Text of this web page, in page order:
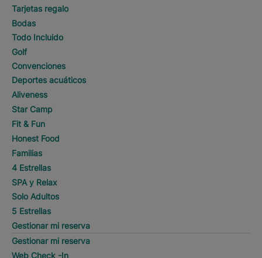
Tarjetas regalo
Bodas
Todo Incluido
Golf
Convenciones
Deportes acuáticos
Aliveness
Star Camp
Fit & Fun
Honest Food
Familias
4 Estrellas
SPA y Relax
Solo Adultos
5 Estrellas
Gestionar mi reserva
Gestionar mi reserva
Web Check -In